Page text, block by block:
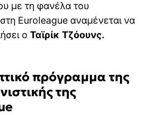
με τη φανέλα του
Euroleague αναμένεται να
ο Ταϊρίκ Τζόουνς.
πρόγραμμα της
της